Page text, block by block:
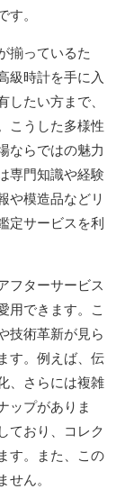
。
揃っているた
級時計を手に入
たい方まで、
こうした多様性
ならではの魅力
専門知識や経験
や模造品などリ
定サービスを利
フターサービス
用できます。こ
技術革新が見ら
す。例えば、伝
、さらには複雑
ップがありま
ており、コレク
す。また、この
ん。